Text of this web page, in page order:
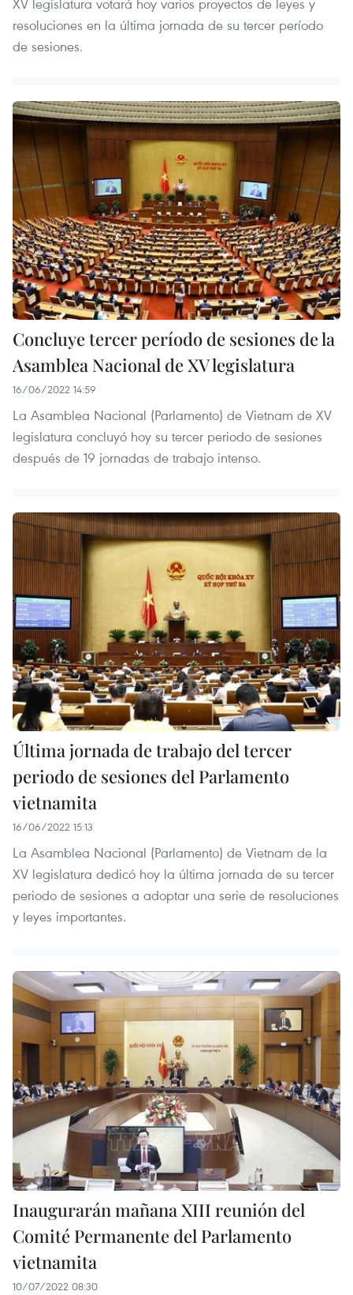
resoluciones en la última jornada de su tercer período
de sesiones.
Concluye tercer período de sesiones de la
Asamblea Nacional de XV legislatura
16/06/2022 14:59
La Asamblea Nacional (Parlamento) de Vietnam de XV
legislatura concluyó hoy su tercer periodo de sesiones
después de 19 jornadas de trabajo intenso.
Última jornada de trabajo del tercer
periodo de sesiones del Parlamento
vietnamita
16/06/2022 15:13
La Asamblea Nacional (Parlamento) de Vietnam de la
XV legislatura dedicó hoy la última jornada de su tercer
periodo de sesiones a adoptar una serie de resoluciones
y leyes importantes.
Inaugurarán mañana XIII reunión del
Comité Permanente del Parlamento
vietnamita
10/07/2022 08:30